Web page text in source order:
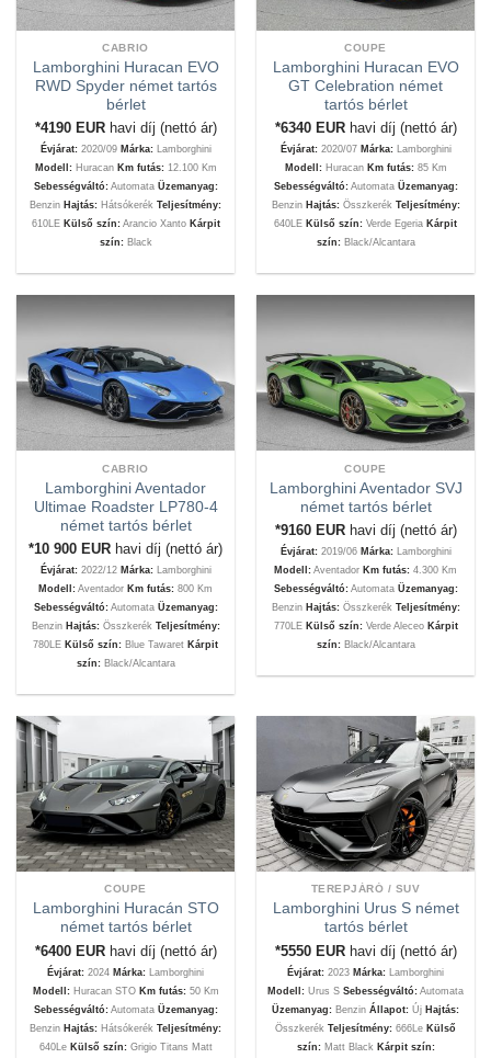
CABRIO
Lamborghini Huracan EVO
RWD Spyder német tartós
bérlet
*4190 EUR havi díj (nettó ár)
Évjárat:2020/09 Márka:Lamborghini
Modell:Huracan Km futás: 12.100 Km
Sebességváltó:Automata Üzemanyag:
Benzin Hajtás: Hátsókerék Teljesítmény:
610LE Külső szín:Arancio Xanto Kárpit
szín:Black
COUPE
Lamborghini Huracan EVO
GT Celebration német
tartós bérlet
*6340 EUR havi díj (nettó ár)
Évjárat:2020/07 Márka:Lamborghini
Modell:Huracan Km futás: 85 Km
Sebességváltó:Automata Üzemanyag:
Benzin Hajtás:Összkerék Teljesítmény:
640LE Külső szín: Verde Egeria Kárpit
szín:Black/Alcantara
CABRIO
Lamborghini Aventador
Ultimae Roadster LP780-4
német tartós bérlet
*10 900 EUR havi díj (nettó ár)
Évjárat:2022/12 Márka:Lamborghini
Modell: Aventador Km futás: 800 Km
Sebességváltó:Automata Üzemanyag:
Benzin Hajtás:Összkerék Teljesítmény:
780LE Külső szín: Blue Tawaret Kárpit
szín:Black/Alcantara
COUPE
Lamborghini Aventador SVJ
német tartós bérlet
*9160 EUR havi díj (nettó ár)
Évjárat:2019/06 Márka:Lamborghini
Modell: Aventador Km futás: 4.300 Km
Sebességváltó:Automata Üzemanyag:
Benzin Hajtás:Összkerék Teljesítmény:
770LE Külső szín:Verde Aleceo Kárpit
szín:Black/Alcantara
COUPE
Lamborghini Huracán STO
német tartós bérlet
*6400 EUR havi díj (nettó ár)
Évjárat: 2024 Márka: Lamborghini
Modell:Huracan STO Km futás: 50 Km
Sebességváltó:Automata Üzemanyag:
Benzin Hajtás: Hátsókerék Teljesítmény:
640Le Külső szín: Grigio Titans Matt
TEREPJÁRÓ / SUV
Lamborghini Urus S német
tartós bérlet
*5550 EUR havi díj (nettó ár)
Évjárat: 2023 Márka: Lamborghini
Modell: Urus S Sebességváltó: Automata
Üzemanyag: Benzin Állapot: Új Hajtás:
Összkerék Teljesítmény: 666Le Külső
szín:Matt Black Kárpit szín: